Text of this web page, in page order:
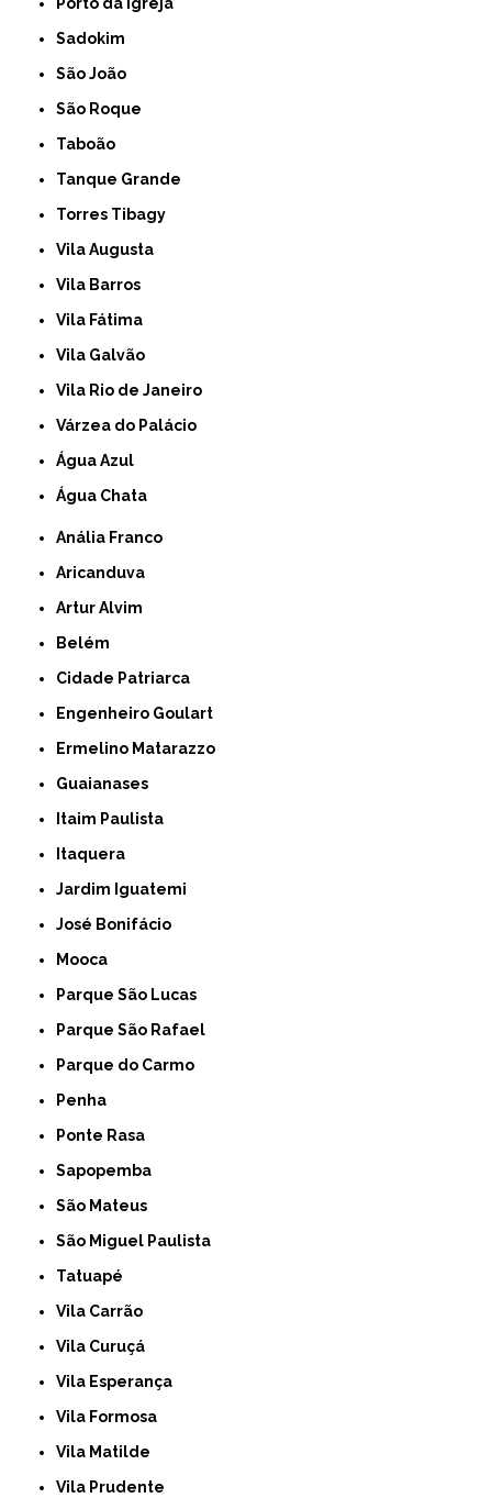
Porto da Igreja
Sadokim
São João
São Roque
Taboão
Tanque Grande
Torres Tibagy
Vila Augusta
Vila Barros
Vila Fátima
Vila Galvão
Vila Rio de Janeiro
Várzea do Palácio
Água Azul
Água Chata
Anália Franco
Aricanduva
Artur Alvim
Belém
Cidade Patriarca
Engenheiro Goulart
Ermelino Matarazzo
Guaianases
Itaim Paulista
Itaquera
Jardim Iguatemi
José Bonifácio
Mooca
Parque São Lucas
Parque São Rafael
Parque do Carmo
Penha
Ponte Rasa
Sapopemba
São Mateus
São Miguel Paulista
Tatuapé
Vila Carrão
Vila Curuçá
Vila Esperança
Vila Formosa
Vila Matilde
Vila Prudente